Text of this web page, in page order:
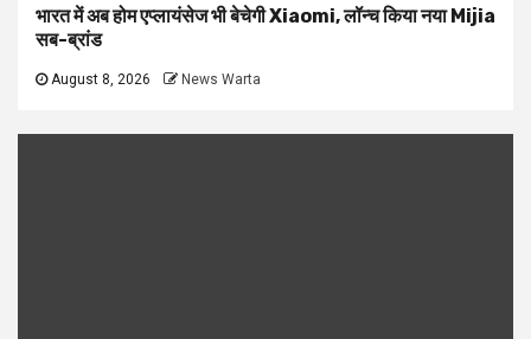
भारत में अब होम एप्लायंसेज भी बेचेगी Xiaomi, लॉन्च किया नया Mijia
सब-ब्रांड
August 8, 2026 News Warta